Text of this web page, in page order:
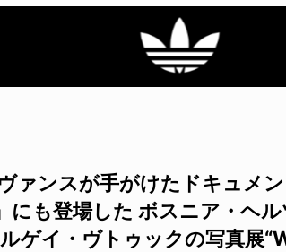
ァンスが手がけたドキュメ
にも登場した ボスニア・ヘ
ゲイ・ヴトゥックの写真展